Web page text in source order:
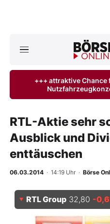
ktuelle Ausgabe
Anlageprodukte
Finanz-Check
Experten
+++ attraktive Chance
RTL-Aktie sehr
Ausblick und
enttäuschen
06.03.2014 · 14:19 Uhr · Börse
RTL Group 32,80 -